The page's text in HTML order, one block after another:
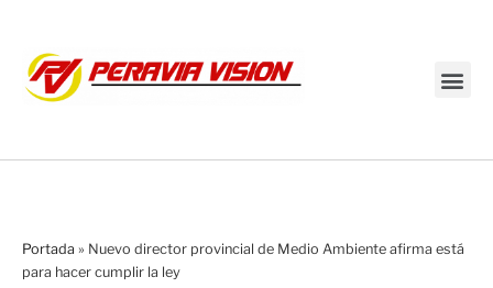
Portada » Nuevo director provincial de Medio Ambiente afirma está
para hacer cumplir la ley